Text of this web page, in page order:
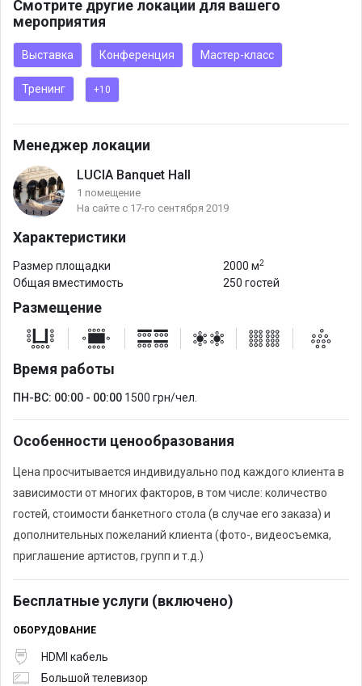
- Уникальный сервис высокого уровня, с индивидуальным
- Возможность воплощения всех Ваших желаний;
- Уникальное мероприятие, которое запоминается на долгие
годы.
На фотографиях Лаунж-Холл.
У нас и есть другие залы:
- Гранд Холл: общая площадь 500 м2, рассчитан на банкет от
- Гостиный Холл: имеет площадь 250 м2;
- Летняя Терраса: 70 м2.
Смотрите другие локации для вашего
мероприятия
Выставка Конференция Мастер-класс
Тренинг +10
Менеджер локации
LUCIA Banquet Hall
1 помещение
На сайте с 17-го сентября 2019
Характеристики
Размер площадки 2000 м2
Общая вместимость 250 гостей
Размещение
Время работы
ПН-ВС: 00:00 - 00:00 1500 грн/чел.
Особенности ценообразования
Цена просчитывается индивидуально под каждого клиента в
зависимости от многих факторов, в том числе: количество
гостей, стоимости банкетного стола (в случае его заказа) и
дополнительных пожеланий клиента (фото-, видеосъемка,
приглашение артистов, групп и т.д.)
Бесплатные услуги (включено)
ОБОРУДОВАНИЕ
HDMI кабель
Большой телевизор